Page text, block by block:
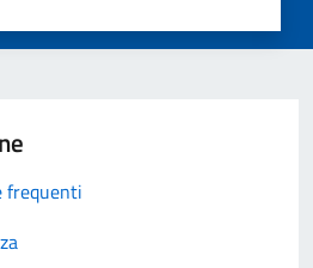
frequenti